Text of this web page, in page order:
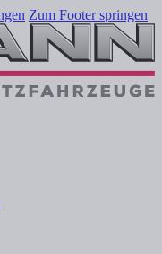
Zum Footer springen